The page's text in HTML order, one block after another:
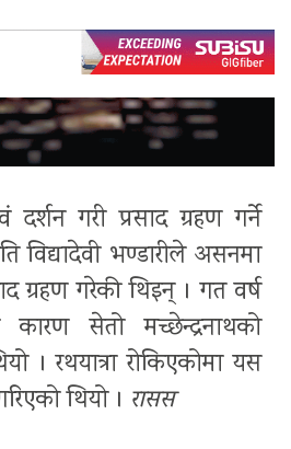
दर्शन गरी प्रसाद ग्रहण गर्ने
विद्यादेवी भण्डारीले असनमा
ग्रहण गरेकी थिइन् । गत वर्ष
कारण सेतो मच्छेन्द्रनाथको
। रथयात्रा रोकिएकोमा यस
थियो । रासस